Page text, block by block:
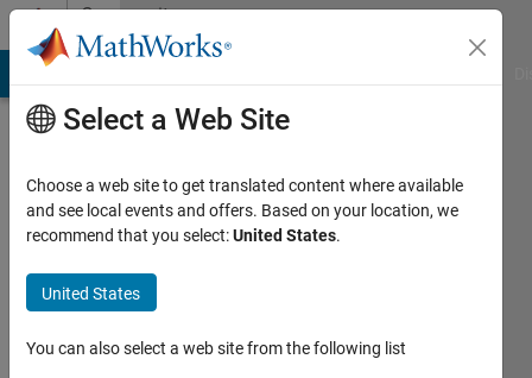
Skip to contentCommunity
Profile
Mamoru
Mabuchi
Last
Select a Web Site
Choose a web site to get translated content where available
and see local events and offers. Based on your location, we
recommend that you select:United States.
United States
You can also select a web site from the following list